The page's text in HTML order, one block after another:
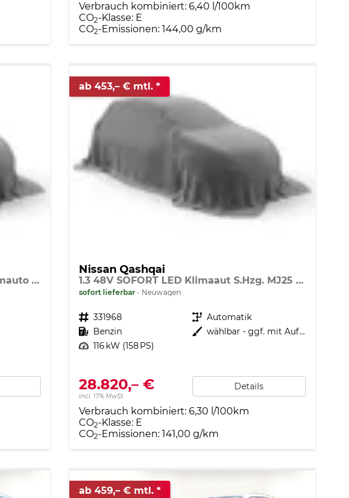
Verbrauch kombiniert: 6,40 l/100km
CO2-Klasse: E
CO2-Emissionen: 144,00 g/km
1.3 AT MHEV MJ2025 Carplay LED Klimauto shzg s.key R.Cam alu17
ab 453,– € mtl.
Nissan Qashqai
1.3 48V SOFORT LED Klimaaut S.Hzg. MJ25 AT
sofort lieferbar Neuwagen
Fahrzeugnr. 331968 Getriebe Automatik
Kraftstoff Benzin Außenfarbe
wählbar - ggf. mit Aufpreis
Leistung 116 kW (158 PS)
28.820,– €
incl. 17% MwSt.
Details
Verbrauch kombiniert: 6,30 l/100km
CO2-Klasse: E
CO2-Emissionen: 141,00 g/km
ab 459,– € mtl.